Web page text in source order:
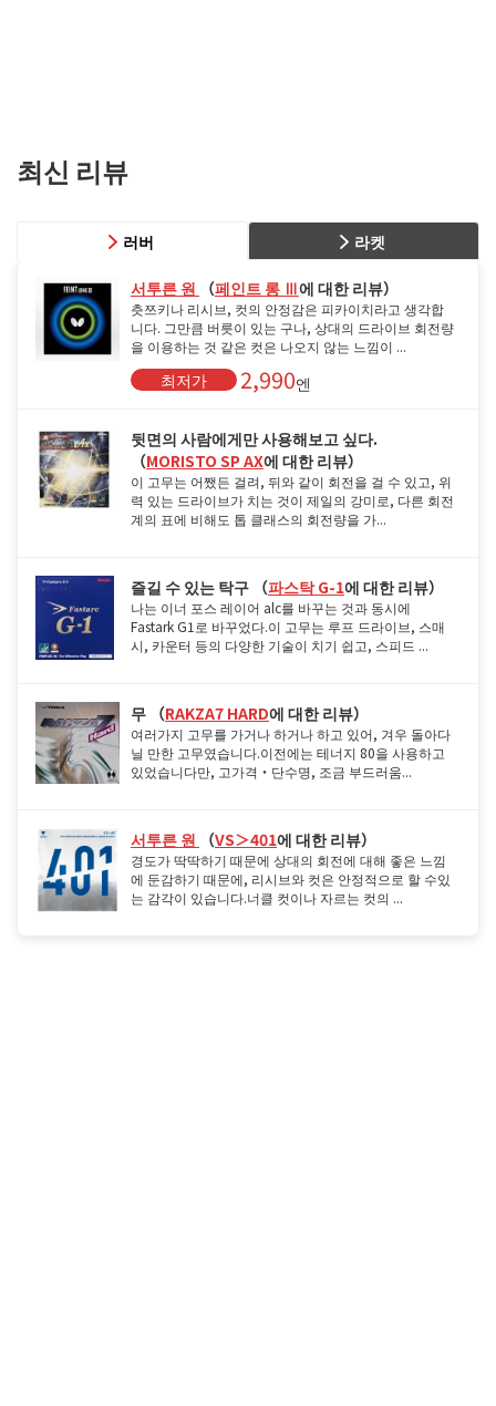
최신 리뷰
라켓
러버
서투른 원 （페인트 롱 Ⅲ에 대한 리뷰）
츳쯔키나 리시브, 컷의 안정감은 피카이치라고 생각합
니다. 그만큼 버릇이 있는 구나, 상대의 드라이브 회전량
을 이용하는 것 같은 컷은 나오지 않는 느낌이 ...
최저가 2,990엔
뒷면의 사람에게만 사용해보고 싶다.
（MORISTO SP AX에 대한 리뷰）
이 고무는 어쨌든 걸려, 뒤와 같이 회전을 걸 수 있고, 위
력 있는 드라이브가 치는 것이 제일의 강미로, 다른 회전
계의 표에 비해도 톱 클래스의 회전량을 가...
즐길 수 있는 탁구 （파스탁 G-1에 대한 리뷰）
나는 이너 포스 레이어 alc를 바꾸는 것과 동시에
Fastark G1로 바꾸었다.이 고무는 루프 드라이브, 스매
시, 카운터 등의 다양한 기술이 치기 쉽고, 스피드 ...
무 （RAKZA7 HARD에 대한 리뷰）
여러가지 고무를 가거나 하거나 하고 있어, 겨우 돌아다
닐 만한 고무였습니다.이전에는 테너지 80을 사용하고
있었습니다만, 고가격・단수명, 조금 부드러움...
서투른 원 （VS＞401에 대한 리뷰）
경도가 딱딱하기 때문에 상대의 회전에 대해 좋은 느낌
에 둔감하기 때문에, 리시브와 컷은 안정적으로 할 수있
는 감각이 있습니다.너클 컷이나 자르는 컷의 ...